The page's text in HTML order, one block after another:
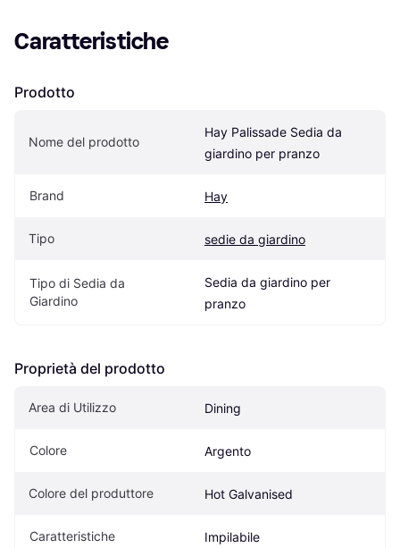
Caratteristiche
Prodotto
Nome del prodotto
Hay Palissade Sedia da
giardino per pranzo
Brand Hay
Tipo sedie da giardino
Tipo di Sedia da
Giardino
Sedia da giardino per
pranzo
Proprietà del prodotto
Area di Utilizzo Dining
Colore Argento
Colore del produttore Hot Galvanised
Caratteristiche Impilabile